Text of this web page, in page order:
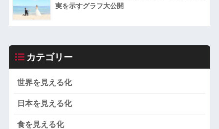
実を示すグラフ大公開
カテゴリー
世界を見える化
日本を見える化
食を見える化